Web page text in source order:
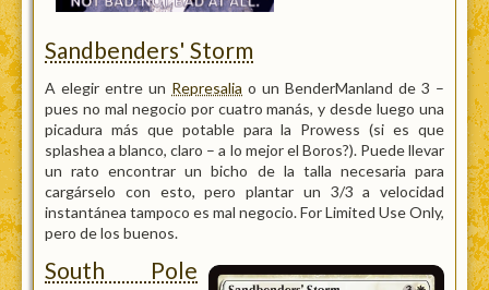
Sandbenders' Storm
A elegir entre un Represalia o un BenderManland de 3 –
pues no mal negocio por cuatro manás, y desde luego una
picadura más que potable para la Prowess (si es que
splashea a blanco, claro – a lo mejor el Boros?). Puede llevar
un rato encontrar un bicho de la talla necesaria para
cargárselo con esto, pero plantar un 3/3 a velocidad
instantánea tampoco es mal negocio. For Limited Use Only,
pero de los buenos.
South Pole